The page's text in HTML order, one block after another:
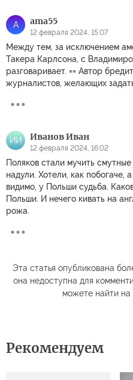
A ama55
12 февраля 2024, 15:07
Между тем, за исключением
Такера Карлсона, с
разговаривает. == Автор
журналистов, желающих
ИИ Иванов Иван
12 февраля 2024, 16:02
Поляков стали мучить
надули. Хотели, как побогаче,
видимо, у Польши судьба.
Польши. И нечего кивать на
рожа.
Эта статья опубликована
она недоступна для
можете найти на
Рекомендуем